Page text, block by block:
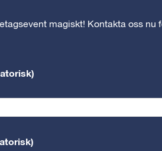
magiskt! Kontakta oss nu